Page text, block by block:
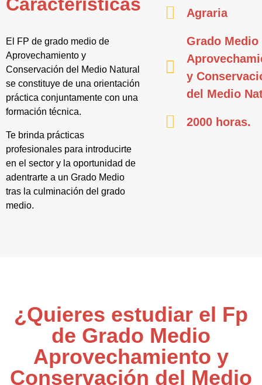
El FP de grado medio de
Aprovechamiento y
Conservación del Medio Natural
se constituye de una orientación
práctica conjuntamente con una
formación técnica.
Te brinda prácticas
profesionales para introducirte
en el sector y la oportunidad de
adentrarte a un Grado Medio
tras la culminación del grado
medio.
Agraria
Grado Medio
y
del Medio
2000 horas.
¿Quieres estudiar el Fp
de Grado Medio
Aprovechamiento y
Conservación del Medio